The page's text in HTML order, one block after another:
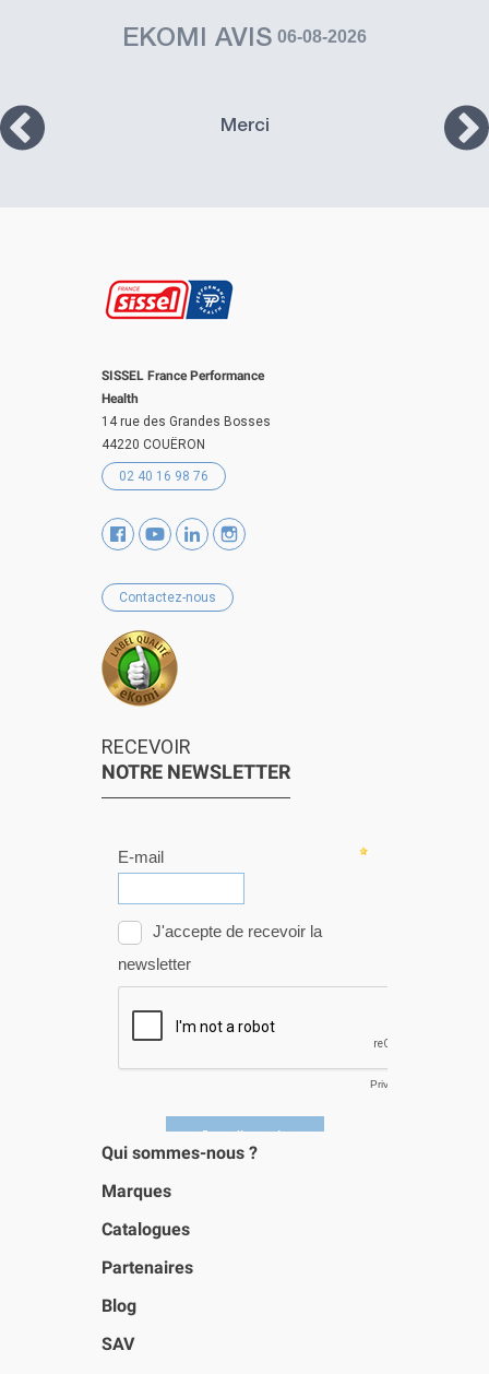
EKOMI AVIS 06-08-2026
Merci
SISSEL France Performance
Health
14 rue des Grandes Bosses
44220 COUËRON
02 40 16 98 76
Contactez-nous
RECEVOIR
NOTRE NEWSLETTER
Qui sommes-nous ?
Marques
Catalogues
Partenaires
Blog
SAV